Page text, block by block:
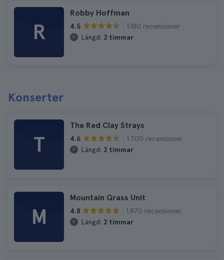
R
Robby Hoffman
4.5
1.180 recensioner
Längd: 2 timmar
Konserter
T
The Red Clay Strays
4.6
1.700 recensioner
Längd: 2 timmar
M
Mountain Grass Unit
4.8
1.870 recensioner
Längd: 2 timmar